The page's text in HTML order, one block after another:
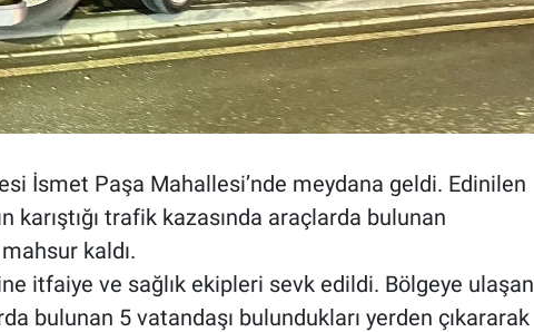
İsmet Paşa Mahallesi’nde meydana geldi. Edinilen
karıştığı trafik kazasında araçlarda bulunan
kaldı.
itfaiye ve sağlık ekipleri sevk edildi. Bölgeye ulaşan
bulunan 5 vatandaşı bulundukları yerden çıkararak